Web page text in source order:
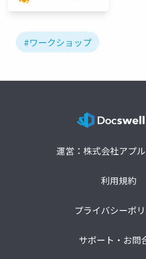
#ワークショップ
運営：株式会社アプ
利用規約
プライバシーポ
サポート・お問